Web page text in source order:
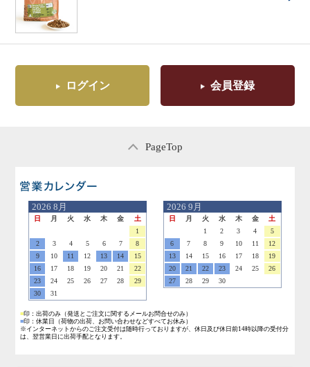
ログイン 会員登録
PageTop
2026 8月
日 月 火 水 木 金
土
1
2
3 4 5 6 7
8
9
10 11 12 13 14
15
16
17 18 19 20 21
22
23
24 25 26 27 28
29
30
31
2026 9月
日 月 火 水 木 金
土
1
2 3 4
5
6
7 8 9 10 11
12
13
14 15 16 17 18
19
20
21 22 23 24 25
26
27
28 29 30
■印：出荷のみ （発送とご注文に関するメールお問合せのみ）
■印：休業日
（荷物の出荷、お問い合わせなどすべてお休み）
※インターネットからのご注文受付は随時行っておりますが、休日及び休日前14時以降の受付分
は、翌営業日に出荷手配となります。